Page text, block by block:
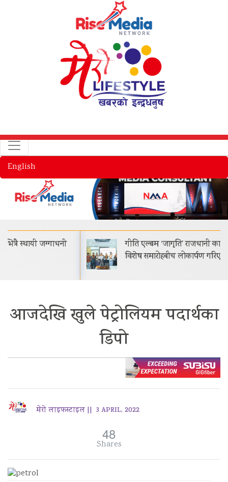
English
गीति एल्बम ‘जागृति’ राजधानी काठमाडौंमा आयोजित
विशेष समारोहबीच लोकार्पण गरिएको…
आजदेखि खुले पेट्रोलियम पदार्थका
डिपो
मेरो लाइफस्टाइल || 3 APRIL, 2022
48
Shares